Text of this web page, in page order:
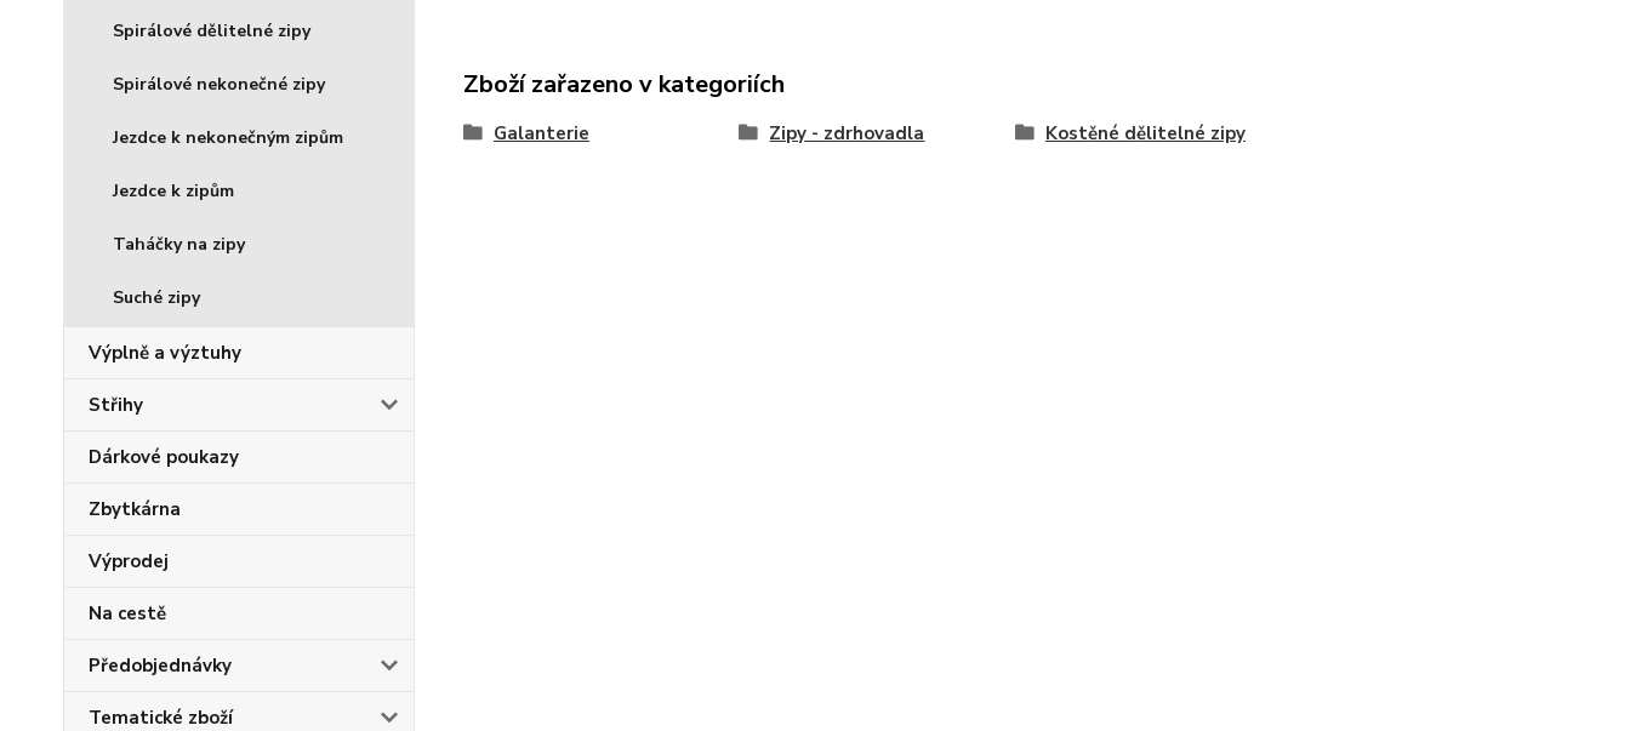
Spirálové dělitelné zipy
Spirálové nekonečné zipy
Jezdce k nekonečným zipům
Jezdce k zipům
Taháčky na zipy
Suché zipy
Výplně a výztuhy
Střihy
Dárkové poukazy
Zbytkárna
Výprodej
Na cestě
Předobjednávky
Tematické zboží
Zboží zařazeno v kategoriích
Galanterie Zipy - zdrhovadla Kostěné dělitelné zipy